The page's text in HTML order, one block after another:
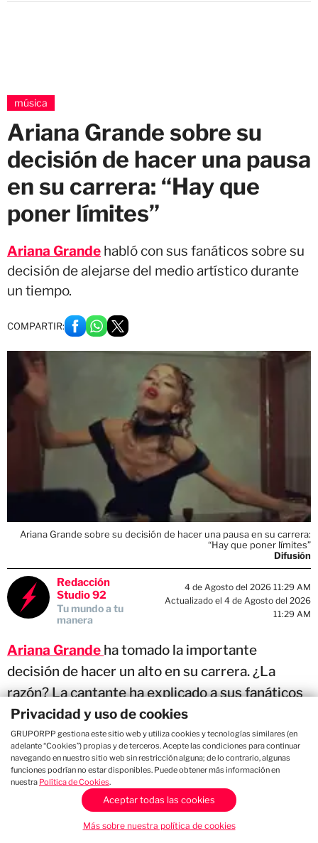
música
Ariana Grande sobre su
decisión de hacer una pausa
en su carrera: “Hay que
poner límites”
Ariana Grande habló con sus fanáticos sobre su
decisión de alejarse del medio artístico durante
un tiempo.
COMPARTIR:
Ariana Grande sobre su decisión de hacer una pausa en su carrera:
“Hay que poner límites”
Difusión
Redacción
Studio 92
Tu mundo a tu
manera
4 de Agosto del 2026 11:29 AM
Actualizado el 4 de Agosto del 2026
11:29 AM
Ariana Grande ha tomado la importante
decisión de hacer un alto en su carrera. ¿La
razón? La cantante ha explicado a sus fanáticos
que necesita alejarse del ruido mediático y
comenzar a poner límites.
Si te gusta el chisme, únete al grupo de
Whatsapp de Studio92.
Privacidad y uso de cookies
GRUPORPP gestiona este sitio web y utiliza cookies y tecnologías similares (en
adelante “Cookies”) propias y de terceros. Acepte las condiciones para continuar
navegando en nuestro sitio web sin restricción alguna; de lo contrario, algunas
funciones podrían no estar disponibles. Puede obtener más información en
nuestra Política de Cookies.
Aceptar todas las cookies
Más sobre nuestra política de cookies